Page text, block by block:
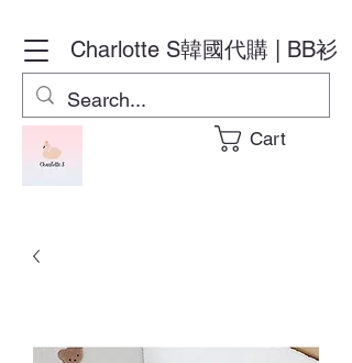
Charlotte S韓國代購 | BB衫
Cart